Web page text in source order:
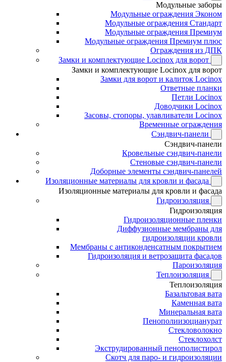
Модульные заборы
Модульные ограждения Эконом
Модульные ограждения Стандарт
Модульные ограждения Премиум
Модульные ограждения Премиум плюс
Ограждения из ДПК
Замки и комплектующие Locinox для ворот
Замки и комплектующие Locinox для ворот
Замки для ворот и калиток Locinox
Ответные планки
Петли Locinox
Доводчики Locinox
Засовы, стопоры, улавливатели Locinox
Временные ограждения
Сэндвич-панели
Сэндвич-панели
Кровельные сэндвич-панели
Стеновые сэндвич-панели
Доборные элементы сэндвич-панелей
Изоляционные материалы для кровли и фасада
Изоляционные материалы для кровли и фасада
Гидроизоляция
Гидроизоляция
Гидроизоляционные пленки
Диффузионные мембраны для
гидроизоляции кровли
Мембраны с антиконденсатным покрытием
Гидроизоляция и ветрозащита фасадов
Пароизоляция
Теплоизоляция
Теплоизоляция
Базальтовая вата
Каменная вата
Минеральная вата
Пенополиизоцианурат
Стекловолокно
Стеклохолст
Экструдированный пенополистирол
Скотч для паро- и гидроизоляции